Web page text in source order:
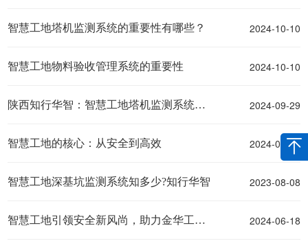
智慧工地塔机监测系统的重要性有哪些？ 2024-10-10
智慧工地物料验收管理系统的重要性 2024-10-10
陕西知行华智：智慧工地塔机监测系统解决方案 2024-09-29
智慧工地的核心：从安全到高效 2024-09-10
智慧工地深基坑监测系统知多少?知行华智 2023-08-08
智慧工地引领安全新风尚，助力金华工地安全管理升级 2024-06-18